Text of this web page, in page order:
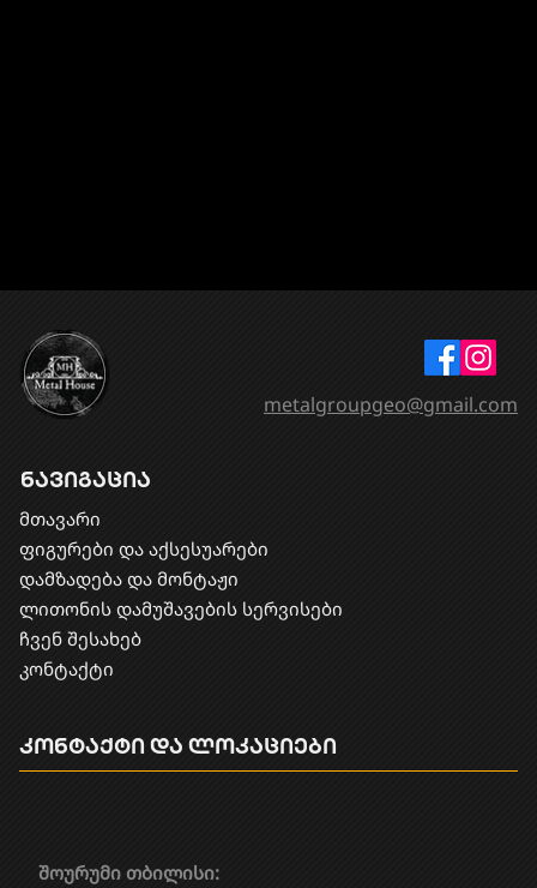
ნავიგაცია
მთავარი
ფიგურები და აქსესუარები
დამზადება და მონტაჟი
​ლითონის დამუშავების სერვისები
ჩვენ შესახებ
კონტაქტი
შოურუმი თბილისი:
კონტაქტი და ლოკაციები
metalgroupgeo@gmail.com